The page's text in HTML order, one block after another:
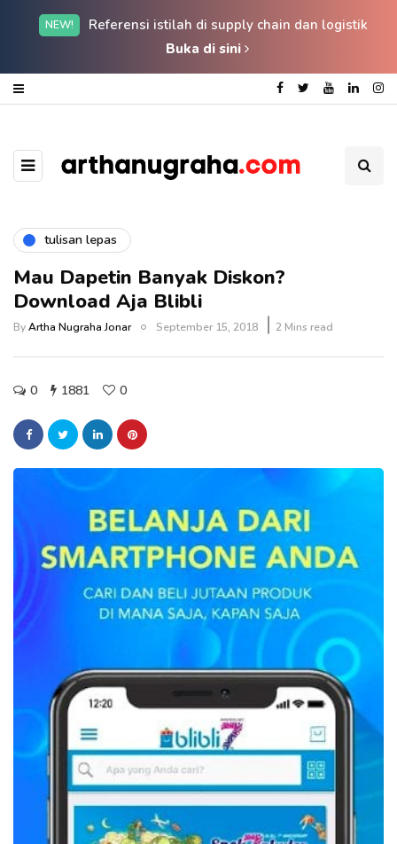
NEW!
Referensi istilah di supply chain dan logistik
Buka di sini
tulisan lepas
Mau Dapetin Banyak Diskon?
Download Aja Blibli
ByArtha Nugraha Jonar September 15, 2018 2 Mins read
0 1881 0